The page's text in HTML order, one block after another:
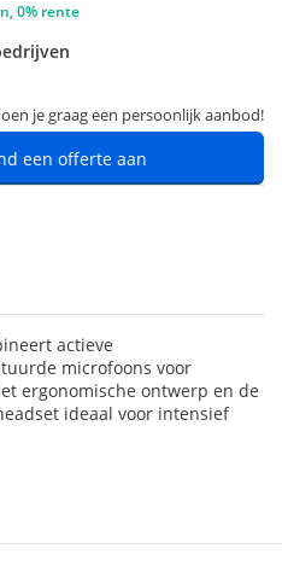
0% rente
je graag een persoonlijk aanbod!
een offerte aan
actieve
microfoons voor
ergonomische ontwerp en de
ideaal voor intensief